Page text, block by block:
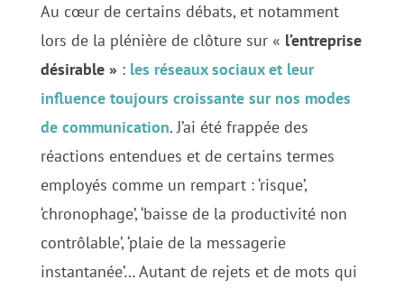
Au cœur de certains débats, et notamment
lors de la plénière de clôture sur « l’entreprise
désirable » : les réseaux sociaux et leur
influence toujours croissante sur nos modes
de communication. J’ai été frappée des
réactions entendues et de certains termes
employés comme un rempart : ‘risque’,
‘chronophage’, ‘baisse de la productivité non
contrôlable’, ‘plaie de la messagerie
instantanée’… Autant de rejets et de mots qui